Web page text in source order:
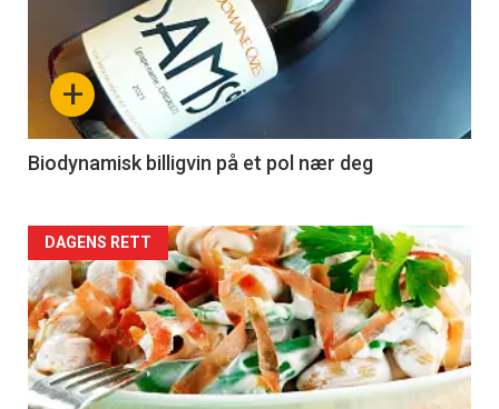
akkurat
nå
4
+
Biodynamisk billigvin på et pol nær deg
Forsiden
akkurat
nå
-
DAGENS RETT